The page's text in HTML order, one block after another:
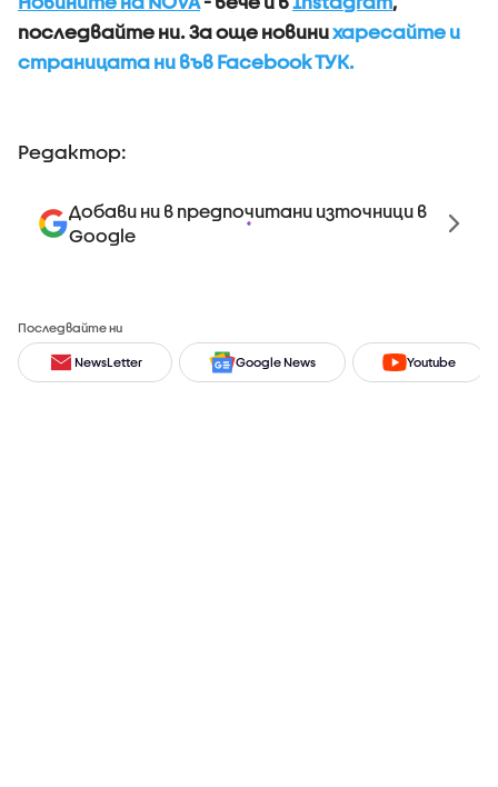
последвайте ни. За още новинихаресайте и
страницата ни във Facebook ТУК.
Редактор:
Добави ни в предпочитани източници в
Google
Последвайте ни
NewsLetter Google News Youtube